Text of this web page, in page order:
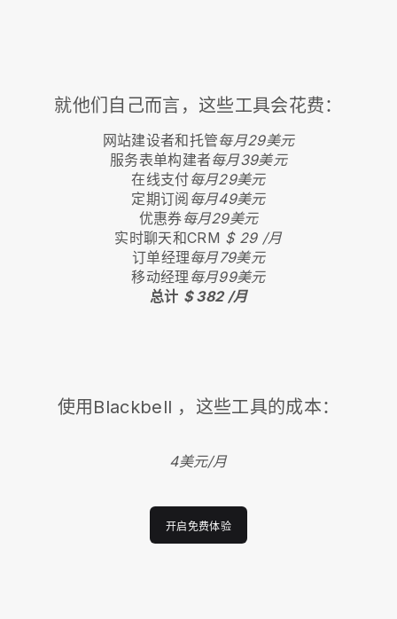
就他们自己而言，这些工具会花费：
网站建设者和托管每月29美元
服务表单构建者每月39美元
在线支付每月29美元
定期订阅 每月49美元
优惠券每月29美元
实时聊天和CRM $ 29 /月
订单经理每月79美元
移动经理 每月99美元
总计 $ 382 /月
使用 Blackbell ，这些工具的成本：
4美元/月
开启免费体验